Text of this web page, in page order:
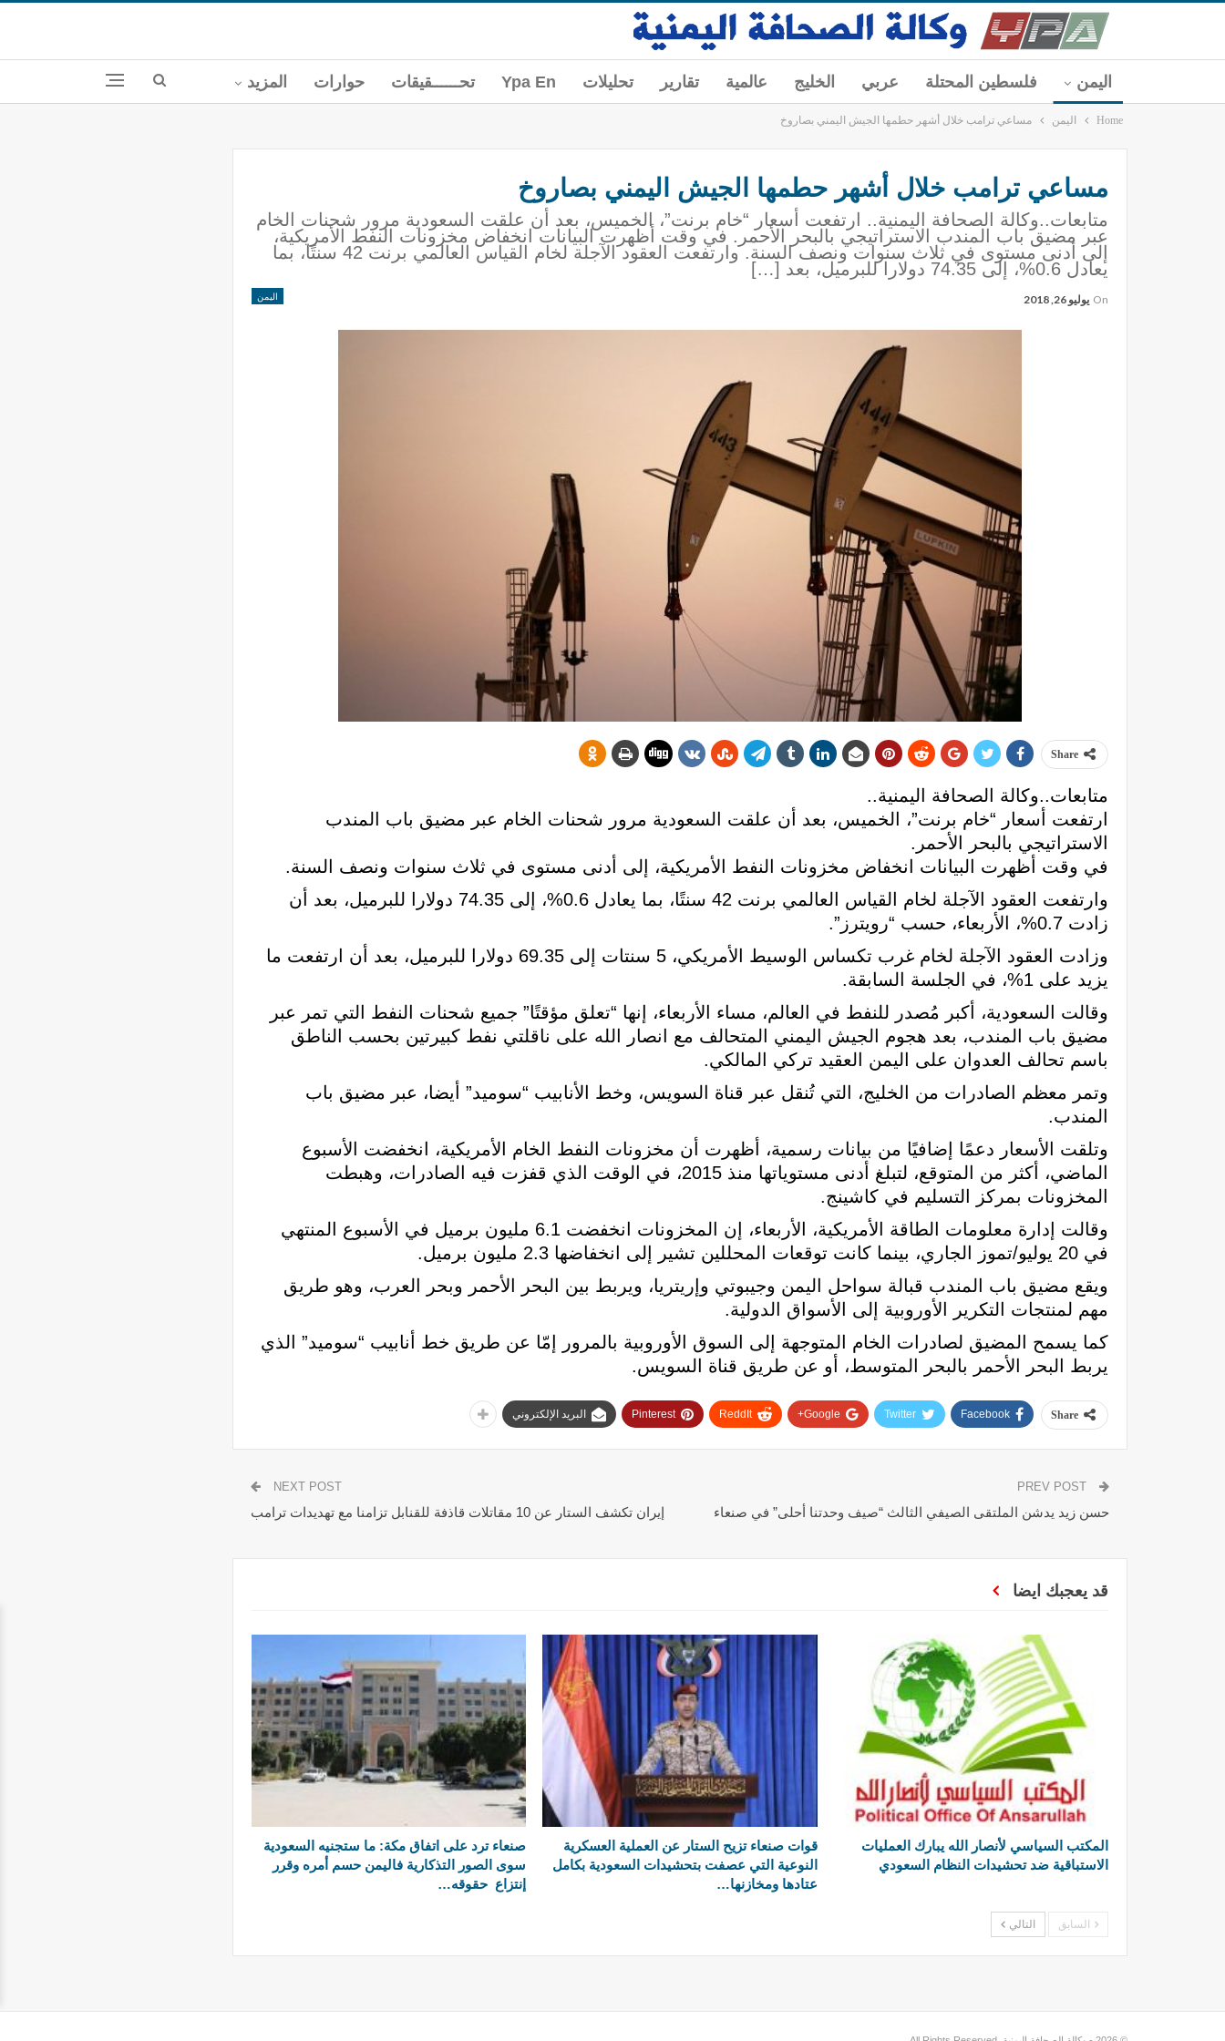
اليمن فلسطين المحتلة عربي الخليج عالمية تقارير تحليلات Ypa En تحــــــقيقات حوارات المزيد
Home اليمن مساعي ترامب خلال أشهر حطمها الجيش اليمني بصاروخ
مساعي ترامب خلال أشهر حطمها الجيش اليمني بصاروخ
متابعات..وكالة الصحافة اليمنية.. ارتفعت أسعار “خام برنت”، الخميس، بعد أن علقت السعودية مرور شحنات الخام
عبر مضيق باب المندب الاستراتيجي بالبحر الأحمر. في وقت أظهرت البيانات انخفاض مخزونات النفط الأمريكية،
إلى أدنى مستوى في ثلاث سنوات ونصف السنة. وارتفعت العقود الآجلة لخام القياس العالمي برنت 42 سنتًا، بما
يعادل 0.6%، إلى 74.35 دولارا للبرميل، بعد […]
اليمن On يوليو 26, 2018
Share
متابعات..وكالة الصحافة اليمنية..
ارتفعت أسعار “خام برنت”، الخميس، بعد أن علقت السعودية مرور شحنات الخام عبر مضيق باب المندب
الاستراتيجي بالبحر الأحمر.
في وقت أظهرت البيانات انخفاض مخزونات النفط الأمريكية، إلى أدنى مستوى في ثلاث سنوات ونصف السنة.
وارتفعت العقود الآجلة لخام القياس العالمي برنت 42 سنتًا، بما يعادل 0.6%، إلى 74.35 دولارا للبرميل، بعد أن
زادت 0.7%، الأربعاء، حسب “رويترز”.
وزادت العقود الآجلة لخام غرب تكساس الوسيط الأمريكي، 5 سنتات إلى 69.35 دولارا للبرميل، بعد أن ارتفعت ما
يزيد على 1%، في الجلسة السابقة.
وقالت السعودية، أكبر مُصدر للنفط في العالم، مساء الأربعاء، إنها “تعلق مؤقتًا” جميع شحنات النفط التي تمر عبر
مضيق باب المندب، بعد هجوم الجيش اليمني المتحالف مع انصار الله على ناقلتي نفط كبيرتين بحسب الناطق
باسم تحالف العدوان على اليمن العقيد تركي المالكي.
وتمر معظم الصادرات من الخليج، التي تُنقل عبر قناة السويس، وخط الأنابيب “سوميد” أيضا، عبر مضيق باب
المندب.
وتلقت الأسعار دعمًا إضافيًا من بيانات رسمية، أظهرت أن مخزونات النفط الخام الأمريكية، انخفضت الأسبوع
الماضي، أكثر من المتوقع، لتبلغ أدنى مستوياتها منذ 2015، في الوقت الذي قفزت فيه الصادرات، وهبطت
المخزونات بمركز التسليم في كاشينج.
وقالت إدارة معلومات الطاقة الأمريكية، الأربعاء، إن المخزونات انخفضت 6.1 مليون برميل في الأسبوع المنتهي
في 20 يوليو/تموز الجاري، بينما كانت توقعات المحللين تشير إلى انخفاضها 2.3 مليون برميل.
ويقع مضيق باب المندب قبالة سواحل اليمن وجيبوتي وإريتريا، ويربط بين البحر الأحمر وبحر العرب، وهو طريق
مهم لمنتجات التكرير الأوروبية إلى الأسواق الدولية.
كما يسمح المضيق لصادرات الخام المتوجهة إلى السوق الأوروبية بالمرور إمّا عن طريق خط أنابيب “سوميد” الذي
يربط البحر الأحمر بالبحر المتوسط، أو عن طريق قناة السويس.
Share
Facebook
Twitter
Google+
ReddIt
Pinterest البريد الإلكتروني
حسن زيد يدشن الملتقى الصيفي الثالث “صيف وحدتنا أحلى” في صنعاء
NEXT POST
إيران تكشف الستار عن 10 مقاتلات قاذفة للقنابل تزامنا مع تهديدات ترامب
قد يعجبك ايضا
المكتب السياسي لأنصار الله يبارك العمليات
الاستباقية ضد تحشيدات النظام السعودي
قوات صنعاء تزيح الستار عن العملية العسكرية
النوعية التي عصفت بتحشيدات السعودية بكامل
عتادها ومخازنها…
صنعاء ترد على اتفاق مكة: ما ستجنيه السعودية
سوى الصور التذكارية فاليمن حسم أمره وقرر
إنتزاع حقوقه…
السابق التالي